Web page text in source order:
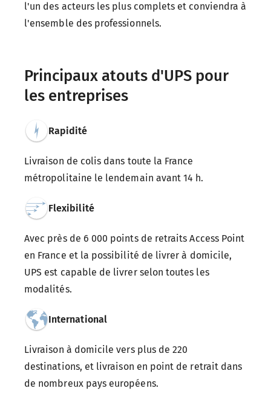
l'un des acteurs les plus complets et conviendra à
l'ensemble des professionnels.
Principaux atouts d'UPS pour
les entreprises
Rapidité
Livraison de colis dans toute la France
métropolitaine le lendemain avant 14 h.
Flexibilité
Avec près de 6 000 points de retraits Access Point
en France et la possibilité de livrer à domicile,
UPS est capable de livrer selon toutes les
modalités.
International
Livraison à domicile vers plus de 220
destinations, et livraison en point de retrait dans
de nombreux pays européens.